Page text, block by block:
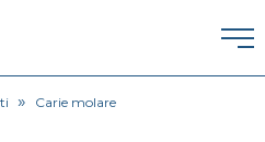
» Carie molare